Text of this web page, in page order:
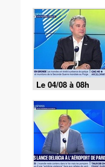
Le 04/08 à 08h